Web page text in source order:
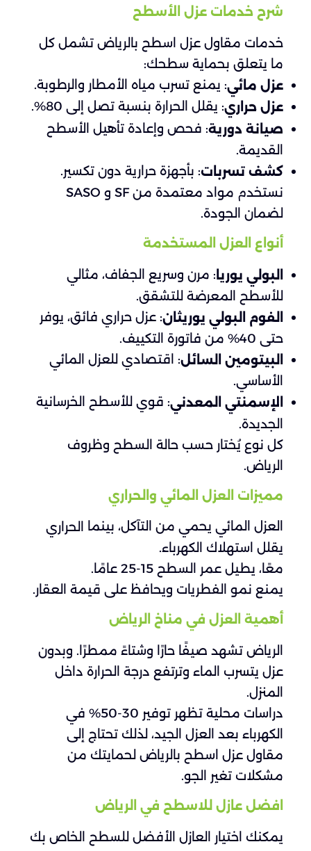
شرح خدمات عزل الأسطح
خدمات مقاول عزل اسطح بالرياض تشمل كل
ما يتعلق بحماية سطحك:
عزل مائي: يمنع تسرب مياه الأمطار والرطوبة.
عزل حراري: يقلل الحرارة بنسبة تصل إلى 80%.
صيانة دورية: فحص وإعادة تأهيل الأسطح
القديمة.
كشف تسربات: بأجهزة حرارية دون تكسير.
نستخدم مواد معتمدة من SF و SASO
لضمان الجودة.
أنواع العزل المستخدمة
البولي يوريا : مرن وسريع الجفاف، مثالي
للأسطح المعرضة للتشقق.
الفوم البولي يوريثان: عزل حراري فائق، يوفر
حتى 40% من فاتورة التكييف.
البيتومين السائل: اقتصادي للعزل المائي
الأساسي.
الإسمنتي المعدني: قوي للأسطح الخرسانية
الجديدة.
كل نوع يُختار حسب حالة السطح وظروف
الرياض.
مميزات العزل المائي والحراري
العزل المائي يحمي من التآكل، بينما الحراري
يقلل استهلاك الكهرباء.
معًا، يطيل عمر السطح 15-25 عامًا.
يمنع نمو الفطريات ويحافظ على قيمة العقار.
أهمية العزل في مناخ الرياض
الرياض تشهد صيفًا حارًا وشتاءً ممطرًا. وبدون
عزل يتسرب الماء وترتفع درجة الحرارة داخل
المنزل.
دراسات محلية تظهر توفير 30-50% في
الكهرباء بعد العزل الجيد، لذلك تحتاج إلى
مقاول عزل اسطح بالرياض لحمايتك من
مشكلات تغير الجو.
افضل عازل للاسطح في الرياض
يمكنك اختيار العازل الأفضل للسطح الخاص بك